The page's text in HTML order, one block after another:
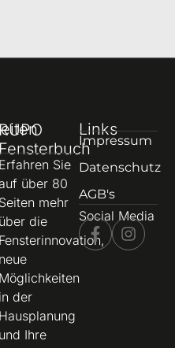
Erfahren Sie
über 80
Seiten mehr
über die
neue
Möglichkeiten
in der
Hausplanung
und Ihre
Links
Impressum
Datenschutz
AGB's
Social Media